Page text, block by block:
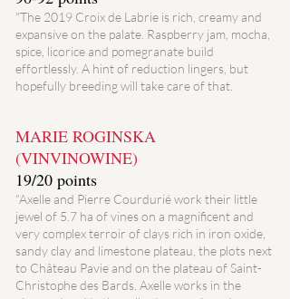
"The 2019 Croix de Labrie is rich, creamy and
expansive on the palate. Raspberry jam, mocha,
spice, licorice and pomegranate build
effortlessly. A hint of reduction lingers, but
hopefully breeding will take care of that.
MARIE ROGINSKA
(VINVINOWINE)
19/20 points
“Axelle and Pierre Courdurié work their little
jewel of 5.7 ha of vines on a magnificent and
very complex terroir of clays rich in iron oxide,
sandy clay and limestone plateau, the plots next
to Château Pavie and on the plateau of Saint-
Christophe des Bards. Axelle works in the